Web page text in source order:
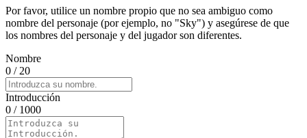
Por favor, utilice un nombre propio que no sea ambiguo como
nombre del personaje (por ejemplo, no "Sky") y asegúrese de que
los nombres del personaje y del jugador son diferentes.
Nombre
0 / 20
Introducción
0 / 1000